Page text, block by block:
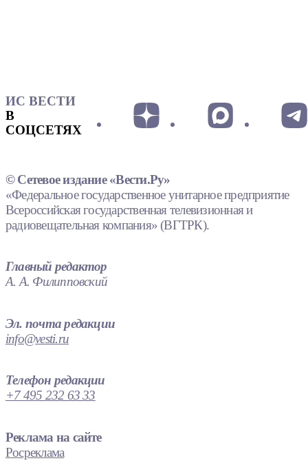
ИС ВЕСТИ
В
СОЦСЕТЯХ
© Сетевое издание «Вести.Ру»
«Федеральное государственное унитарное предприятие
Всероссийская государственная телевизионная и
радиовещательная компания» (ВГТРК).
Главный редактор
А. А. Филипповский
Эл. почта редакции
info@vesti.ru
Телефон редакции
+7 495 232 63 33
Реклама на сайте
Росреклама